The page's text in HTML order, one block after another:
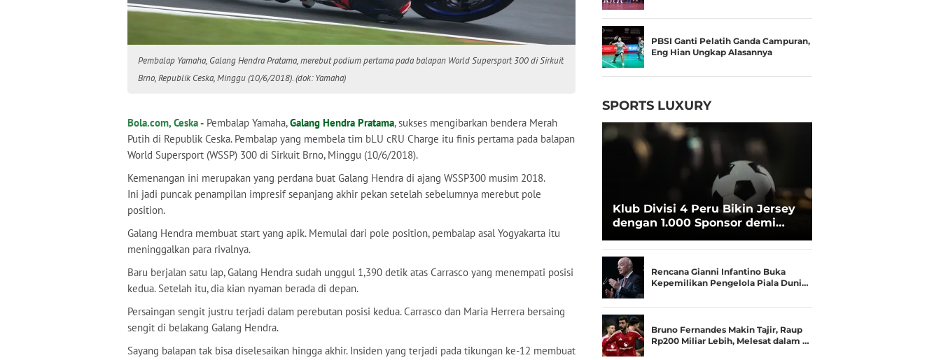
Pembalap Yamaha, Galang Hendra Pratama, merebut podium pertama pada balapan World Supersport 300 di Sirkuit
Brno, Republik Ceska, Minggu (10/6/2018). (dok: Yamaha)
Bola.com, Ceska - Pembalap Yamaha,Galang Hendra Pratama, sukses mengibarkan bendera Merah
Putih di Republik Ceska. Pembalap yang membela tim bLU cRU Charge itu finis pertama pada balapan
World Supersport (WSSP) 300 di Sirkuit Brno, Minggu (10/6/2018).
Kemenangan ini merupakan yang perdana buat Galang Hendra di ajang WSSP300 musim 2018.
Ini jadi puncak penampilan impresif sepanjang akhir pekan setelah sebelumnya merebut pole
position.
Galang Hendra membuat start yang apik. Memulai dari pole position, pembalap asal Yogyakarta itu
meninggalkan para rivalnya.
Baru berjalan satu lap, Galang Hendra sudah unggul 1,390 detik atas Carrasco yang menempati posisi
kedua. Setelah itu, dia kian nyaman berada di depan.
Persaingan sengit justru terjadi dalam perebutan posisi kedua. Carrasco dan Maria Herrera bersaing
sengit di belakang Galang Hendra.
Sayang balapan tak bisa diselesaikan hingga akhir. Insiden yang terjadi pada tikungan ke-12 membuat
PBSI Ganti Pelatih Ganda Campuran,
Eng Hian Ungkap Alasannya
SPORTS LUXURY
Klub Divisi 4 Peru Bikin Jersey
dengan 1.000 Sponsor demi
Rencana Gianni Infantino Buka
Kepemilikan Pengelola Piala Duni…
Bruno Fernandes Makin Tajir, Raup
Rp200 Miliar Lebih, Melesat dalam …